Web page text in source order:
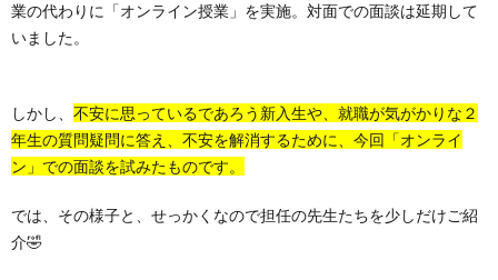
業の代わりに「オンライン授業」を実施。対面での面談は延期して
いました。
しかし、 不安に思っているであろう新入生や、就職が気がかりな２
年生の質問疑問に答え、不安を解消するために、今回「オンライ
ン」での面談を試みたものです。
では、その様子と、せっかくなので担任の先生たちを少しだけご紹
介🤣